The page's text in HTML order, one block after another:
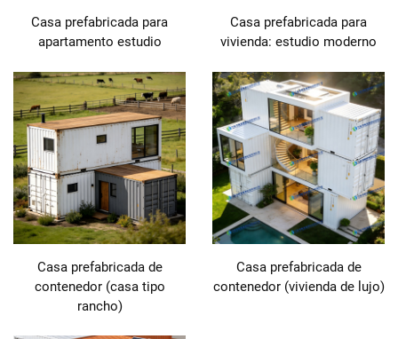
Casa prefabricada para
apartamento estudio
Casa prefabricada para
vivienda: estudio moderno
Casa prefabricada de
contenedor (casa tipo
rancho)
Casa prefabricada de
contenedor (vivienda de lujo)